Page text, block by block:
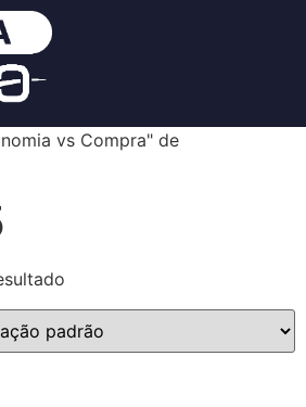
vs Compra" de